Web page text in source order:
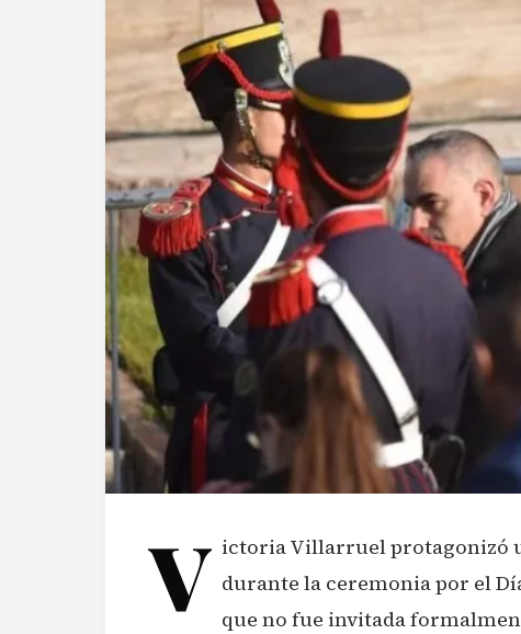
V ictoria Villarruel protagonizó
durante la ceremonia por el
que no fue invitada